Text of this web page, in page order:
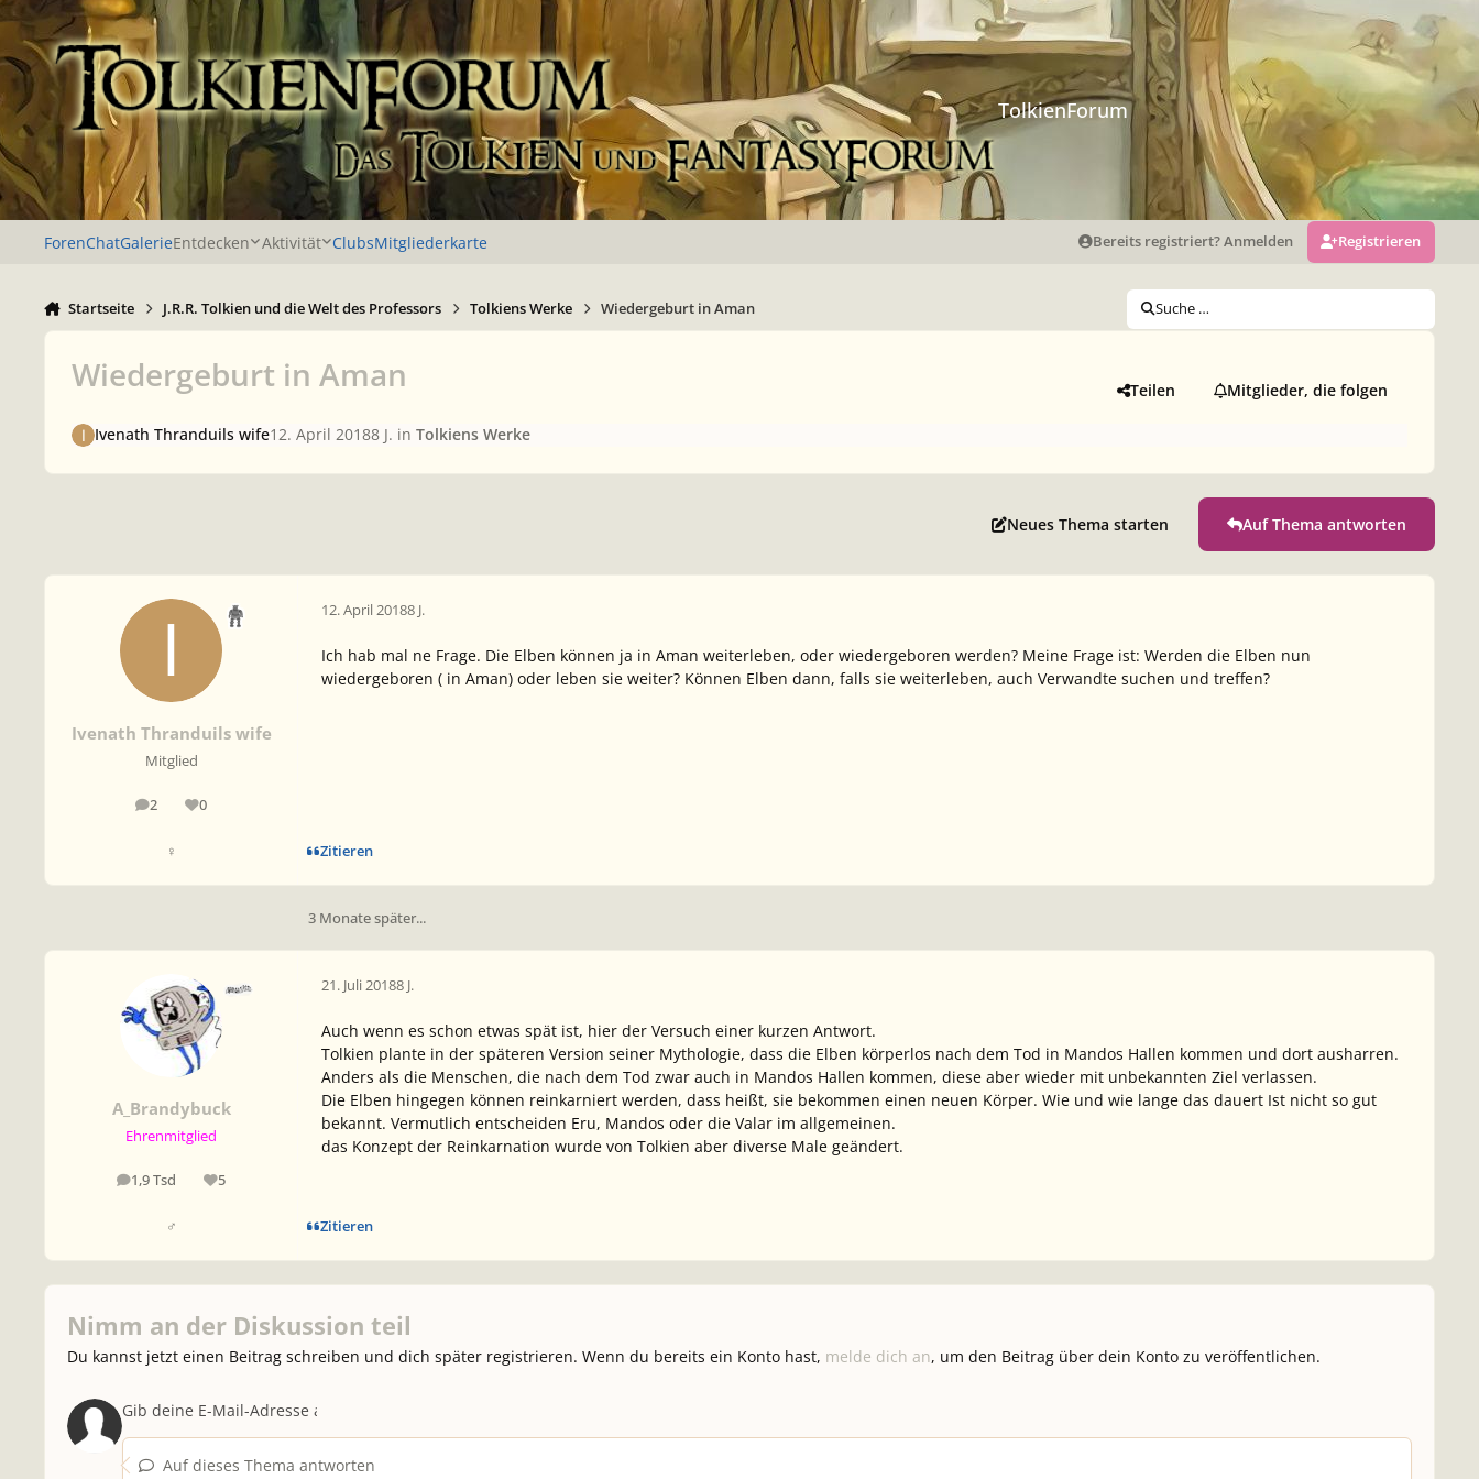
Zu Inhalt springen
TolkienForum
ForenChatGalerieEntdecken Aktivität ClubsMitgliederkarte Bereits registriert? Anmelden Registrieren
Startseite J.R.R. Tolkien und die Welt des Professors Tolkiens Werke Wiedergeburt in Aman Suche …
Wiedergeburt in Aman Teilen Mitglieder, die folgen
Ivenath Thranduils wife12. April 20188 J. in Tolkiens Werke
Neues Thema starten Auf Thema antworten
Ivenath Thranduils wife
Mitglied
2
Beiträge0
Reputation
♀
12. April 20188 J.
Ich hab mal ne Frage. Die Elben können ja in Aman weiterleben, oder wiedergeboren werden? Meine Frage ist: Werden die Elben nun
wiedergeboren ( in Aman) oder leben sie weiter? Können Elben dann, falls sie weiterleben, auch Verwandte suchen und treffen?
Zitieren
3 Monate später...
A_Brandybuck
Ehrenmitglied
1,9 Tsd
Beiträge 5
Reputation
♂
21. Juli 20188 J.
Auch wenn es schon etwas spät ist, hier der Versuch einer kurzen Antwort.
Tolkien plante in der späteren Version seiner Mythologie, dass die Elben körperlos nach dem Tod in Mandos Hallen kommen und dort ausharren.
Anders als die Menschen, die nach dem Tod zwar auch in Mandos Hallen kommen, diese aber wieder mit unbekannten Ziel verlassen.
Die Elben hingegen können reinkarniert werden, dass heißt, sie bekommen einen neuen Körper. Wie und wie lange das dauert Ist nicht so gut
bekannt. Vermutlich entscheiden Eru, Mandos oder die Valar im allgemeinen.
das Konzept der Reinkarnation wurde von Tolkien aber diverse Male geändert.
Zitieren
Nimm an der Diskussion teil
Du kannst jetzt einen Beitrag schreiben und dich später registrieren. Wenn du bereits ein Konto hast, melde dich an, um den Beitrag über dein Konto zu veröffentlichen.
Auf dieses Thema antworten